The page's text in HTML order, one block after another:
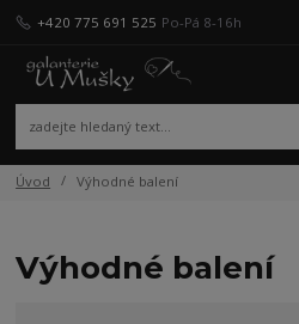
+420 775 691 525 Po-Pá 8-16h
Úvod Výhodné balení
Výhodné balení